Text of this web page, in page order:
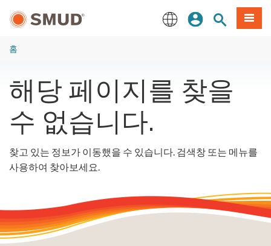
로그인사이트 검색
메뉴
홈
해당 페이지를 찾을
수 없습니다.
찾고 있는 정보가 이동했을 수 있습니다. 검색창 또는 메뉴를
사용하여 찾아보세요.